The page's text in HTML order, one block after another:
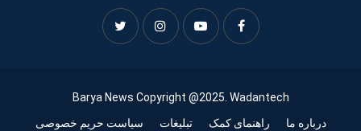
Barya News Copyright @2025. Wadantech
درباره ما
راهنمای کمک تبلیغات سیاست حریم خصوصی